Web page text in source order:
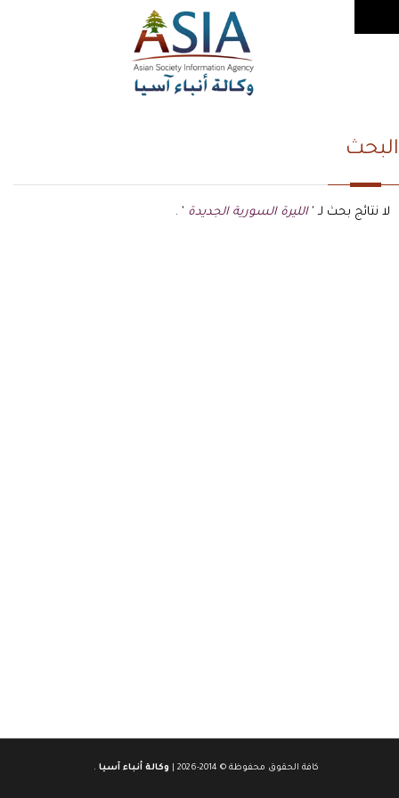
البحث
لا نتائج بحث لـ 'الليرة السورية الجديدة ' .
كافة الحقوق محفوظة © 2014-2026 | وكالة أنباء آسيا .